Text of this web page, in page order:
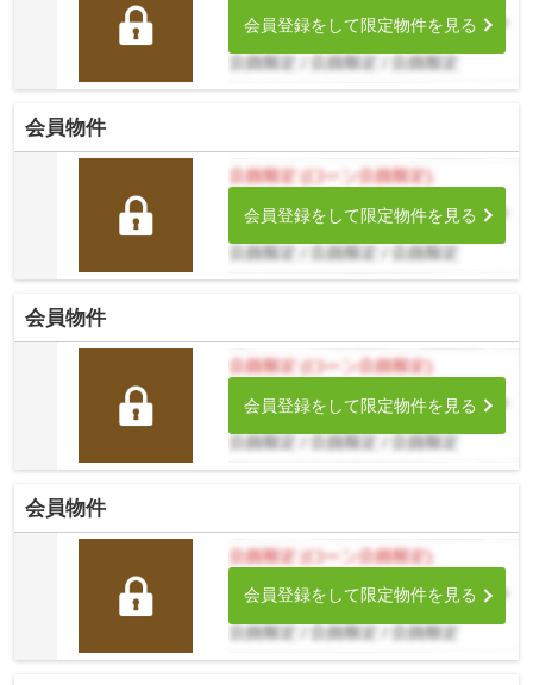
会員登録をして限定物件を見る
会員物件
会員登録をして限定物件を見る
会員物件
会員登録をして限定物件を見る
会員物件
会員登録をして限定物件を見る